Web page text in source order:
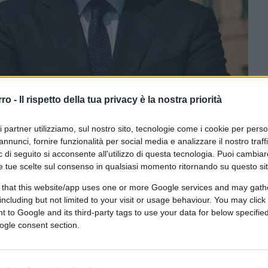
- Il rispetto della tua privacy è la nostra priorità
partner utilizziamo, sul nostro sito, tecnologie come i cookie per
fornire funzionalità per social media e analizzare il nostro
di seguito si acconsente all'utilizzo di questa tecnologia. Puoi
tue scelte sul consenso in qualsiasi momento ritornando su questo
that this website/app uses one or more Google services and may
but not limited to your visit or usage behaviour. You may
to Google and its third-party tags to use your data for below
consent section.
CLICCA QUI
0:00/--:--
quanti non lo avessero ancora
Garofaninon è un consigliere